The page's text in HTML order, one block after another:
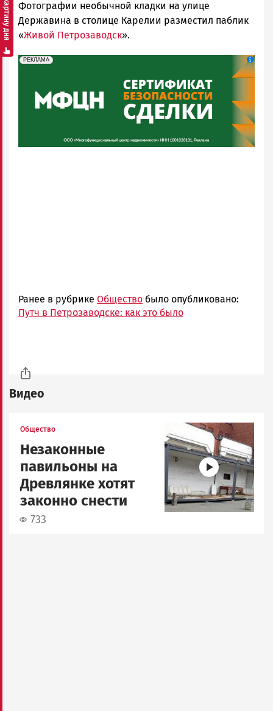
Петрозаводска
и
Карелии
Петрозаводск
Фотографии необычной кладки на улице
Державина в столице Карелии разместил паблик
«Живой Петрозаводск».
erid: 2SDnjeH4Mf4
РЕКЛАМА
Реклама
Ранее в рубрике Общество было опубликовано:
Путч в Петрозаводске: как это было
Видео
Общество
Незаконные
павильоны на
Древлянке хотят
законно снести
733
Image